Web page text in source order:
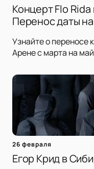
Концерт Flo
Перенос даты
Узнайте о переносе
Арене с марта на
26 февраля
Егор Крид в